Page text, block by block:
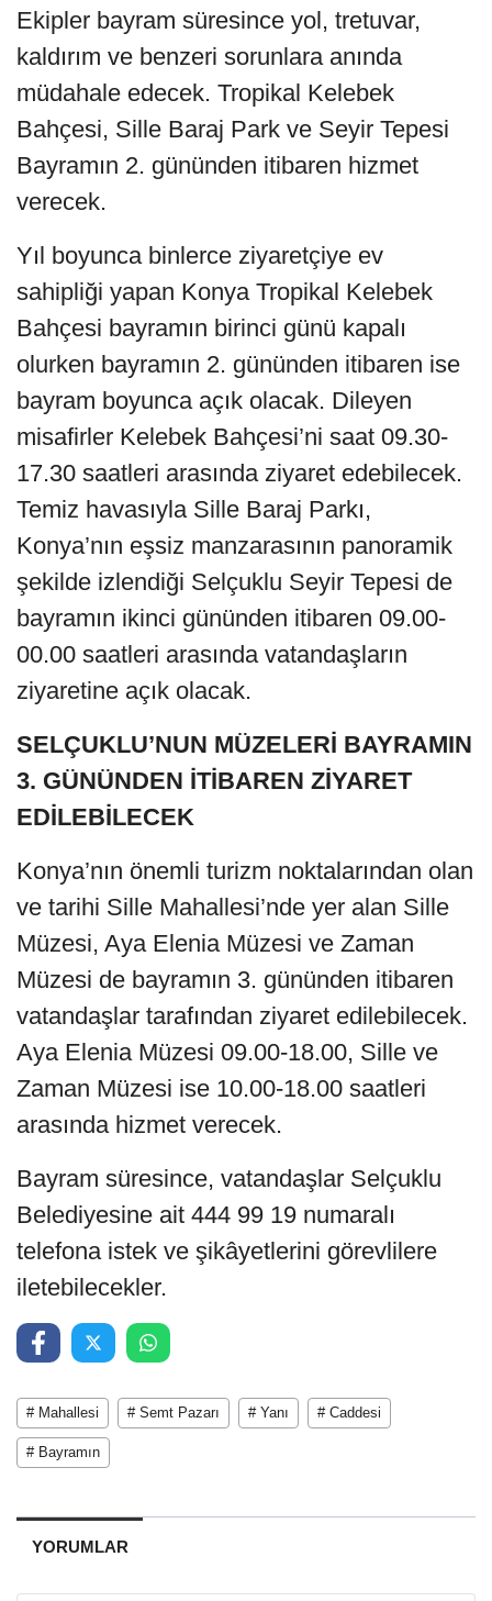
Ekipler bayram süresince yol, tretuvar,
kaldırım ve benzeri sorunlara anında
müdahale edecek. Tropikal Kelebek
Bahçesi, Sille Baraj Park ve Seyir Tepesi
Bayramın 2. gününden itibaren hizmet
verecek.
Yıl boyunca binlerce ziyaretçiye ev
sahipliği yapan Konya Tropikal Kelebek
Bahçesi bayramın birinci günü kapalı
olurken bayramın 2. gününden itibaren ise
bayram boyunca açık olacak. Dileyen
misafirler Kelebek Bahçesi’ni saat 09.30-
17.30 saatleri arasında ziyaret edebilecek.
Temiz havasıyla Sille Baraj Parkı,
Konya’nın eşsiz manzarasının panoramik
şekilde izlendiği Selçuklu Seyir Tepesi de
bayramın ikinci gününden itibaren 09.00-
00.00 saatleri arasında vatandaşların
ziyaretine açık olacak.
SELÇUKLU’NUN MÜZELERİ BAYRAMIN
3. GÜNÜNDEN İTİBAREN ZİYARET
EDİLEBİLECEK
Konya’nın önemli turizm noktalarından olan
ve tarihi Sille Mahallesi’nde yer alan Sille
Müzesi, Aya Elenia Müzesi ve Zaman
Müzesi de bayramın 3. gününden itibaren
vatandaşlar tarafından ziyaret edilebilecek.
Aya Elenia Müzesi 09.00-18.00, Sille ve
Zaman Müzesi ise 10.00-18.00 saatleri
arasında hizmet verecek.
Bayram süresince, vatandaşlar Selçuklu
Belediyesine ait 444 99 19 numaralı
telefona istek ve şikâyetlerini görevlilere
iletebilecekler.
# Mahallesi # Semt Pazarı # Yanı # Caddesi
# Bayramın
YORUMLAR